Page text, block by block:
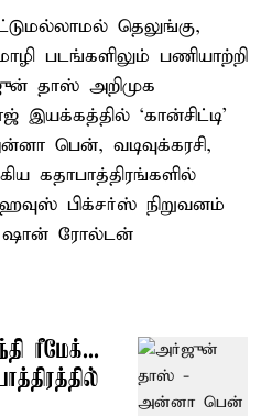
தெலுங்கு,
படங்களிலும் பணியாற்றி
தாஸ் அறிமுக
இயக்கத்தில் ‘கான்சிட்டி’
பென், வடிவுக்கரசி,
கதாபாத்திரங்களில்
ஹவுஸ் பிக்சர்ஸ் நிறுவனம்
ஷான் ரோல்டன்
ரீமேக்...